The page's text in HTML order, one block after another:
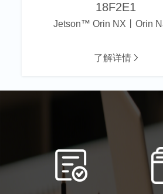
18F2E1
Jetson™ Orin NX丨Orin
了解详情